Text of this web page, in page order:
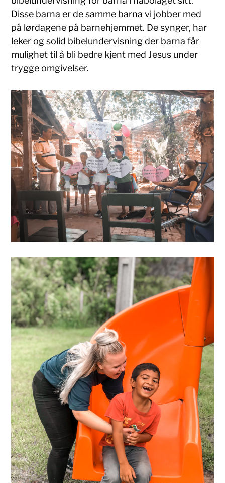
Disse barna er de samme barna vi jobber med
på lørdagene på barnehjemmet. De synger, har
leker og solid bibelundervisning der barna får
mulighet til å bli bedre kjent med Jesus under
trygge omgivelser.